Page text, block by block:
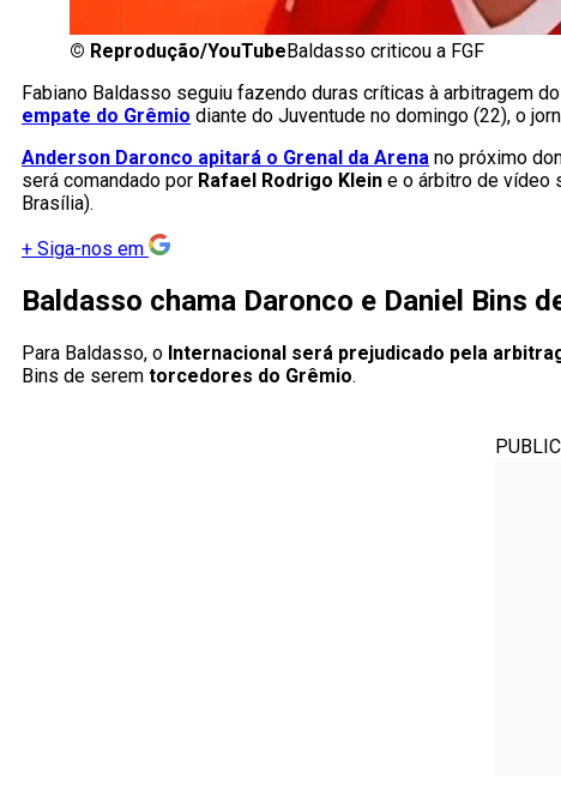
© Reprodução/YouTube Baldasso criticou a FGF
Fabiano Baldasso seguiu fazendo duras críticas à arbitragem
empate do Grêmio diante do Juventude no domingo (22), o
Anderson Daronco apitará o Grenal da Arena no próximo
será comandado por Rafael Rodrigo Klein e o árbitro de vídeo
Brasília).
+ Siga-nos em
Baldasso chama Daronco e Daniel Bins
Para Baldasso, o Internacional será prejudicado pela
Bins de serem torcedores do Grêmio.